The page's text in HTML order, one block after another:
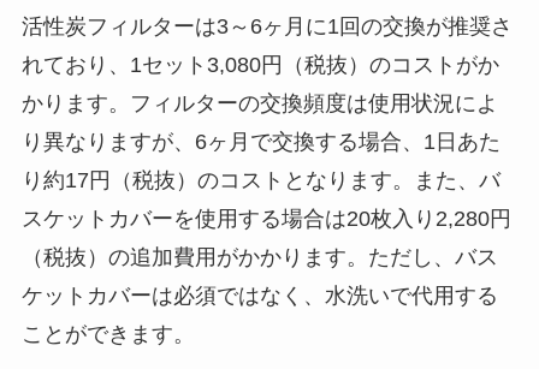
活性炭フィルターは3～6ヶ月に1回の交換が推奨さ
れており、1セット3,080円（税抜）のコストがか
かります。フィルターの交換頻度は使用状況によ
り異なりますが、6ヶ月で交換する場合、1日あた
り約17円（税抜）のコストとなります。また、バ
スケットカバーを使用する場合は20枚入り2,280円
（税抜）の追加費用がかかります。ただし、バス
ケットカバーは必須ではなく、水洗いで代用する
ことができます。